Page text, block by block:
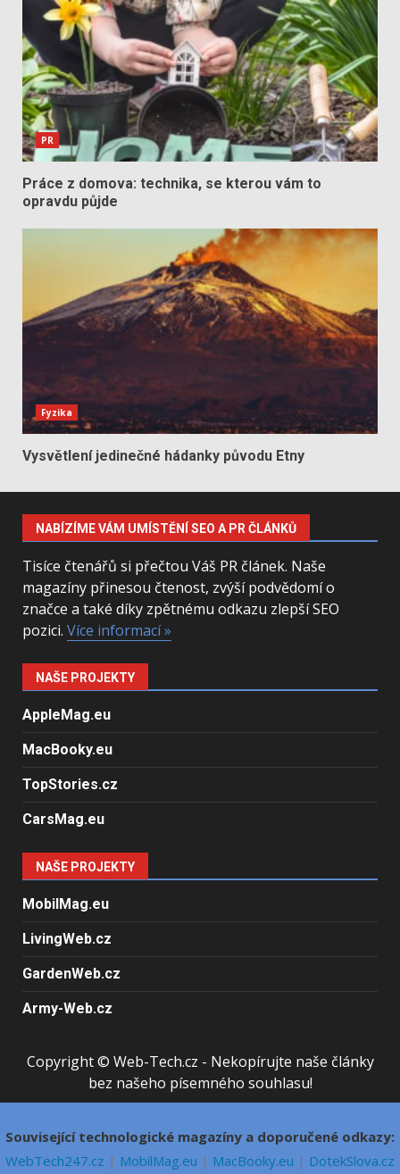
PR
Práce z domova: technika, se kterou vám to
opravdu půjde
Fyzika
Vysvětlení jedinečné hádanky původu Etny
NABÍZÍME VÁM UMÍSTĚNÍ SEO A PR ČLÁNKŮ
Tisíce čtenářů si přečtou Váš PR článek. Naše
magazíny přinesou čtenost, zvýší podvědomí o
značce a také díky zpětnému odkazu zlepší SEO
pozici. Více informací »
NAŠE PROJEKTY
AppleMag.eu
MacBooky.eu
TopStories.cz
CarsMag.eu
NAŠE PROJEKTY
MobilMag.eu
LivingWeb.cz
GardenWeb.cz
Army-Web.cz
Copyright © Web-Tech.cz - Nekopírujte naše články
bez našeho písemného souhlasu!
Související technologické magazíny a doporučené odkazy:
WebTech247.cz | MobilMag.eu | MacBooky.eu | DotekSlova.cz